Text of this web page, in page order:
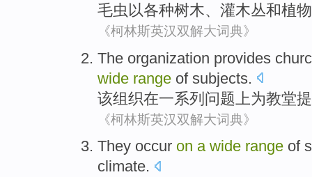
毛虫 以各种树木、 灌木丛和植
《柯林斯英汉双解大词典》
The organization provides
wide range of subjects.
该组织在一系列 问题 上为教堂
《柯林斯英汉双解大词典》
They occur on a wide range of
climate.